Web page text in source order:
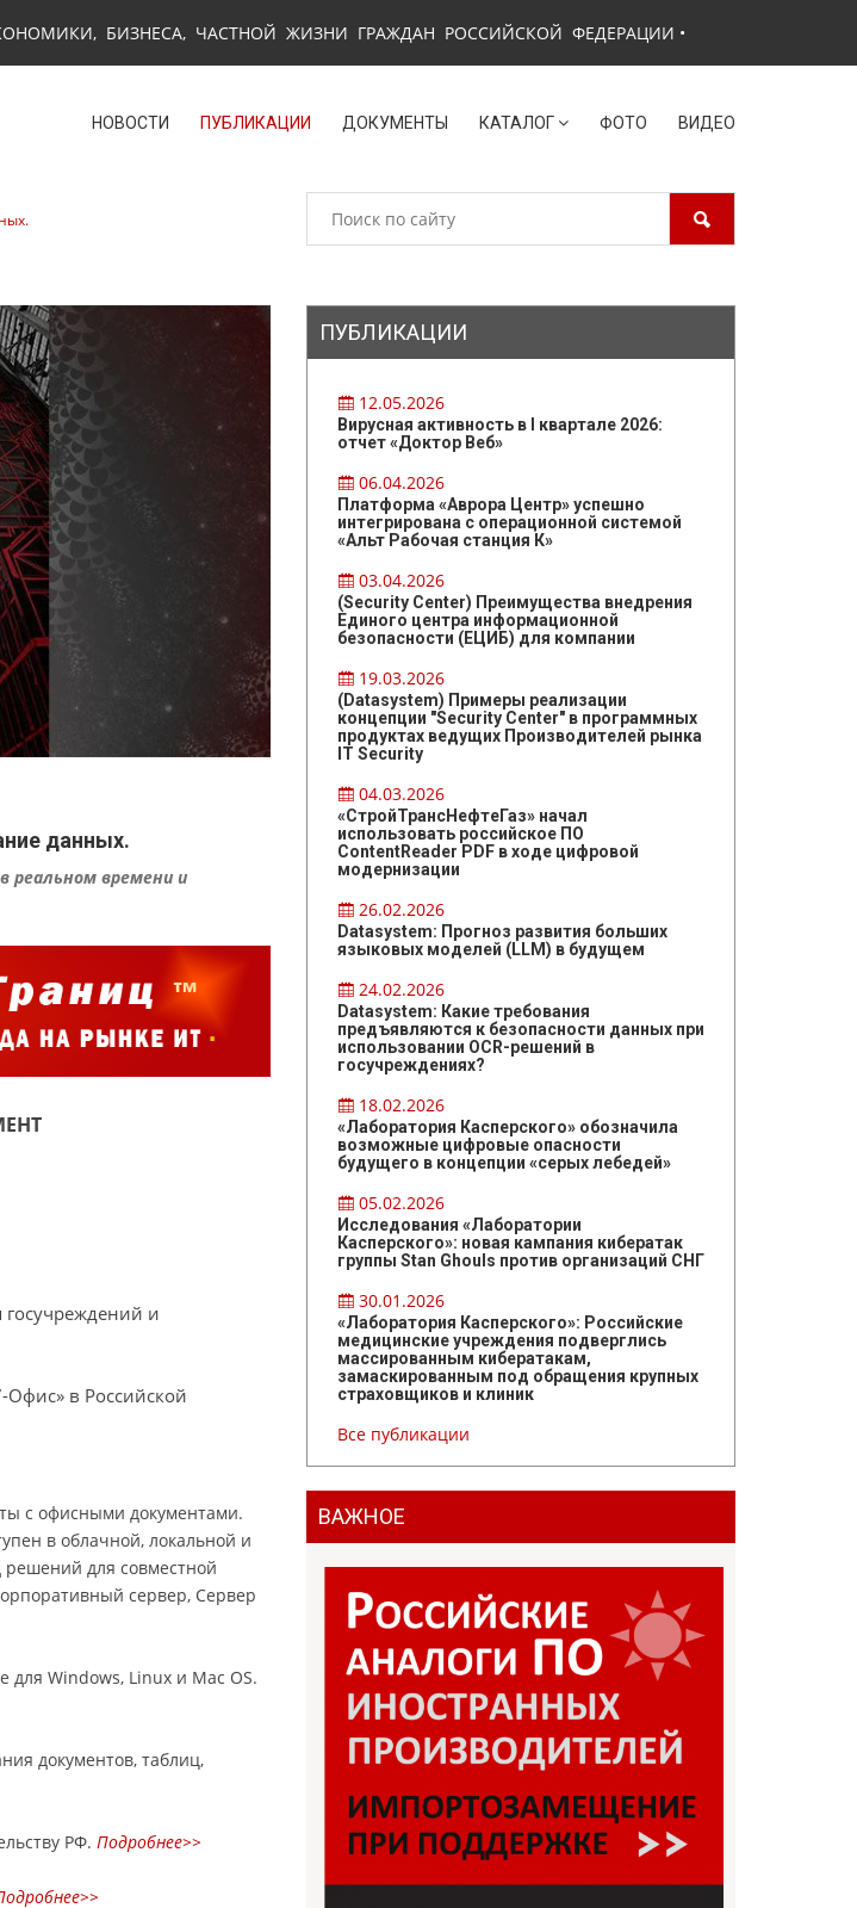
БИЗНЕСА, ЧАСТНОЙ ЖИЗНИ ГРАЖДАН РОССИЙСКОЙ ФЕДЕРАЦИИ •
НОВОСТИ ПУБЛИКАЦИИ ДОКУМЕНТЫ КАТАЛОГ ФОТО ВИДЕО
данных.
реальном времени и
и
Офис» в Российской
с офисными документами.
в облачной, локальной и
решений для совместной
сервер, Сервер
Windows, Linux и Mac OS.
документов, таблиц,
РФ. Подробнее>>
ПУБЛИКАЦИИ
12.05.2026
Вирусная активность в I квартале 2026:
отчет «Доктор Веб»
06.04.2026
Платформа «Аврора Центр» успешно
интегрирована с операционной системой
«Альт Рабочая станция К»
03.04.2026
(Security Center) Преимущества внедрения
Единого центра информационной
безопасности (ЕЦИБ) для компании
19.03.2026
(Datasystem) Примеры реализации
концепции "Security Center" в программных
продуктах ведущих Производителей рынка
IT Security
04.03.2026
«СтройТрансНефтеГаз» начал
использовать российское ПО
ContentReader PDF в ходе цифровой
модернизации
26.02.2026
Datasystem: Прогноз развития больших
языковых моделей (LLM) в будущем
24.02.2026
Datasystem: Какие требования
предъявляются к безопасности данных при
использовании OCR-решений в
госучреждениях?
18.02.2026
«Лаборатория Касперского» обозначила
возможные цифровые опасности
будущего в концепции «серых лебедей»
05.02.2026
Исследования «Лаборатории
Касперского»: новая кампания кибератак
группы Stan Ghouls против организаций СНГ
30.01.2026
«Лаборатория Касперского»: Российские
медицинские учреждения подверглись
массированным кибератакам,
замаскированным под обращения крупных
страховщиков и клиник
Все публикации
ВАЖНОЕ